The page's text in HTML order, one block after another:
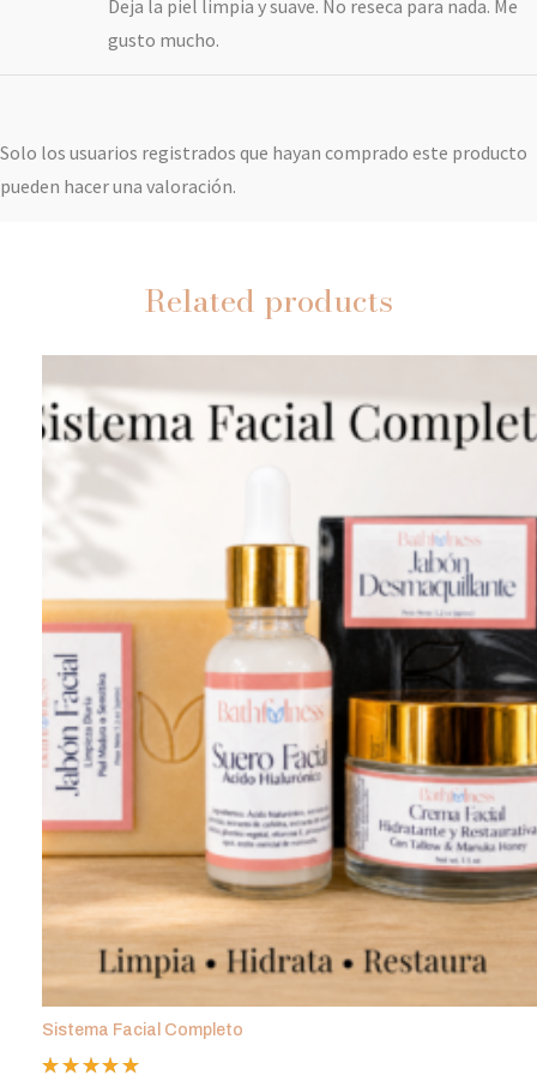
Deja la piel limpia y suave. No reseca para nada. Me
gusto mucho.
Solo los usuarios registrados que hayan comprado este producto
pueden hacer una valoración.
Related products
Sistema Facial Completo